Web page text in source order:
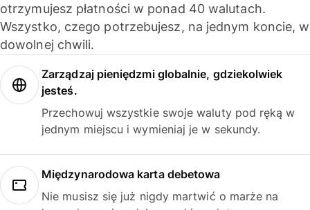
otrzymujesz płatności w ponad 40 walutach.
Wszystko, czego potrzebujesz, na jednym koncie, w
dowolnej chwili.
Zarządzaj pieniędzmi globalnie, gdziekolwiek
jesteś.
Przechowuj wszystkie swoje waluty pod ręką w
jednym miejscu i wymieniaj je w sekundy.
Międzynarodowa karta debetowa
Nie musisz się już nigdy martwić o marże na